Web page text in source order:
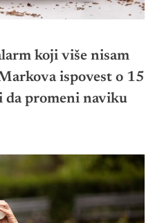
koji više nisam
ispovest o 15
da promeni naviku